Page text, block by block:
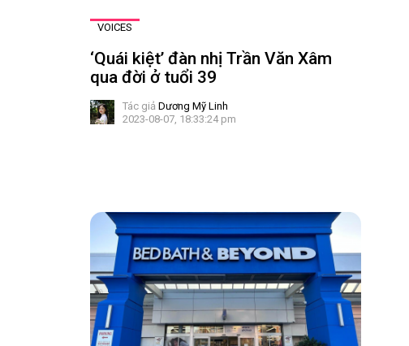
VOICES
‘Quái kiệt’ đàn nhị Trần Văn Xâm
qua đời ở tuổi 39
Tác giả Dương Mỹ Linh
2023-08-07, 18:33:24 pm